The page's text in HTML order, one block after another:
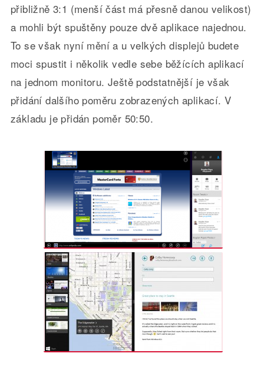
přibližně 3:1 (menší část má přesně danou velikost)
a mohli být spuštěny pouze dvě aplikace najednou.
To se však nyní mění a u velkých displejů budete
moci spustit i několik vedle sebe běžících aplikací
na jednom monitoru. Ještě podstatnější je však
přidání dalšího poměru zobrazených aplikací. V
základu je přidán poměr 50:50.